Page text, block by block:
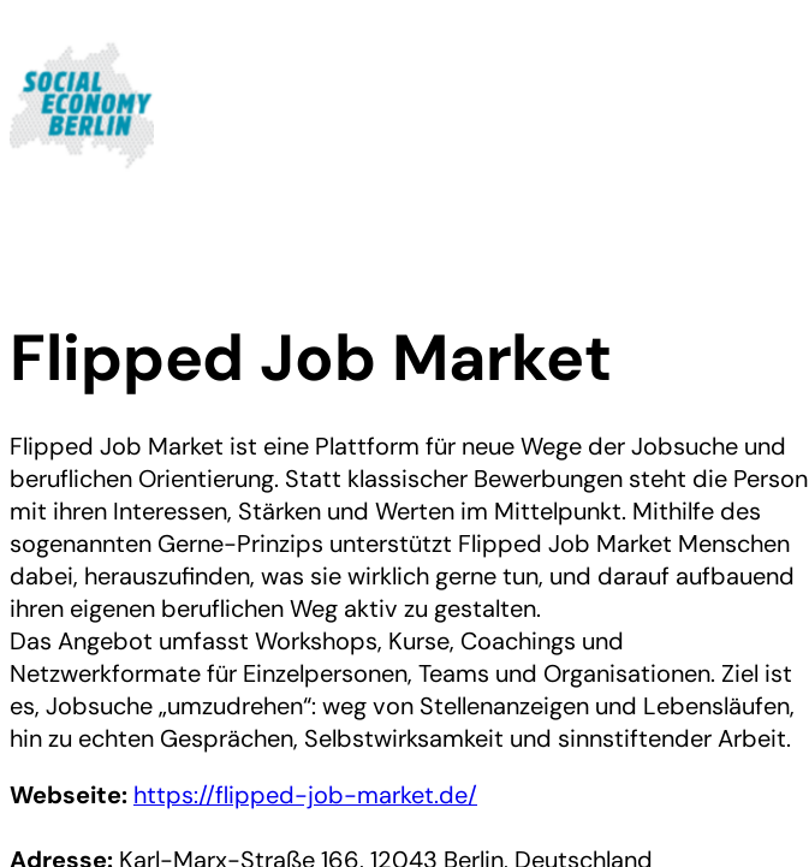
Flipped Job Market
Flipped Job Market ist eine Plattform für neue Wege der Jobsuche und
beruflichen Orientierung. Statt klassischer Bewerbungen steht die Person
mit ihren Interessen, Stärken und Werten im Mittelpunkt. Mithilfe des
sogenannten Gerne-Prinzips unterstützt Flipped Job Market Menschen
dabei, herauszufinden, was sie wirklich gerne tun, und darauf aufbauend
ihren eigenen beruflichen Weg aktiv zu gestalten.
Das Angebot umfasst Workshops, Kurse, Coachings und
Netzwerkformate für Einzelpersonen, Teams und Organisationen. Ziel ist
es, Jobsuche „umzudrehen“: weg von Stellenanzeigen und Lebensläufen,
hin zu echten Gesprächen, Selbstwirksamkeit und sinnstiftender Arbeit.
Webseite: https://flipped-job-market.de/
Adresse: Karl-Marx-Straße 166, 12043 Berlin, Deutschland